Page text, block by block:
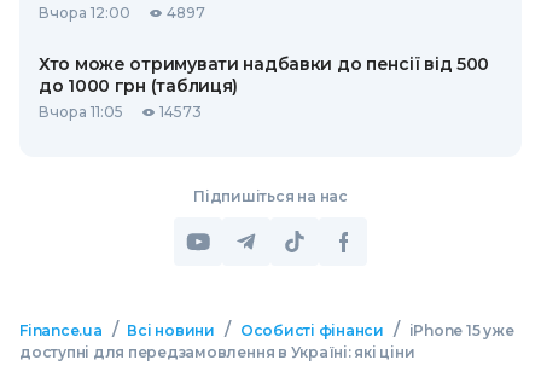
Вчора 12:00 4897
Хто може отримувати надбавки до пенсії від 500
до 1000 грн (таблиця)
Вчора 11:05 14573
Підпишіться на нас
Finance.ua / Всі новини / Особисті фінанси /
iPhone 15 уже
доступні для передзамовлення в Україні: які ціни